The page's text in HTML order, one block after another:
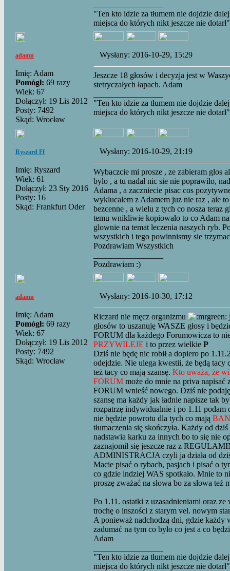
"Ten kto idzie za tłumem nie dojdzie
miejsca do których nikt jeszcze nie
adamn
Imię: Adam
Pomógł: 69 razy
Wiek: 67
Dołączył: 19 Lis 2012
Posty: 7492
Skąd: Wrocław
Wysłany: 2016-10-29, 15:29
Jeszcze 18 głosów i decyzja jest w
stetryczałych łapach. Adam
"Ten kto idzie za tłumem nie dojdzie
miejsca do których nikt jeszcze nie
Ryszard Ff
Imię: Ryszard
Wiek: 61
Dołączył: 23 Sty 2016
Posty: 16
Skąd: Frankfurt Oder
Wysłany: 2016-10-29, 21:19
Wybaczcie mi prosze , ze zabieram glos
bylo , a tu nadal nic sie nie poprawilo,
Adama , a zaczniecie pisac cos
wyklucalem z Adamem juz nie raz , ale
bezcenne , a wielu z tych co nosza teraz
temu wnikliwie kopiowalo to co Adam
glownie na temat leczenia naszych ryb.
wszystkich i tego powinnismy sie
Pozdrawiam Wszystkich
Pozdrawiam :)
adamn
Imię: Adam
Pomógł: 69 razy
Wiek: 67
Dołączył: 19 Lis 2012
Posty: 7492
Skąd: Wrocław
Wysłany: 2016-10-30, 17:12
Riczard nie męcz organizmu
głosów to uszanuję WASZE głosy i
FORUM dla każdego Forumowicza to
PRZYWILEJE i to przez wielkie P
Dziś nie będę nic robił a dopiero po
odejdzie. Nie ulega kwestii, że będą
też tacy co mają szansę. Kto uważa, że
FORUM może do mnie na priva napisać
FORUM wnieść nowego. Dziś nie
szansę ma każdy jak ładnie napisze tak
rozpatrzę indywidualnie i po 1.11 podam
nie będzie powrotu dla tych co mają
tłumaczenia się skończyła. Każdy od
nadstawia karku za innych bo to się nie
zaznajomił się jeszcze raz z
ADMINISTRACJA czyli ja działa od
Macie pisać o rybach, pasjach i pisać o
co gdzie indziej WAS spotkało. Mnie to
proszę zważać na słowa bo za słowa też
Po 1.11. ostatki z uzasadnieniami oraz
trochę o inszości z starym vel. nowym
A ponieważ nadchodzą dni, gdzie każdy
zadumać na tym co było co jest a co
Adam
"Ten kto idzie za tłumem nie dojdzie
miejsca do których nikt jeszcze nie